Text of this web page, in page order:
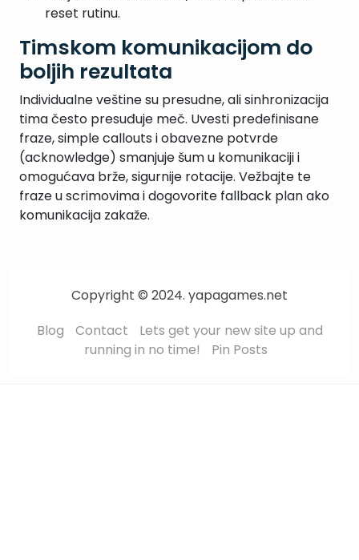
reset rutinu.
Timskom komunikacijom do
boljih rezultata
Individualne veštine su presudne, ali sinhronizacija
tima često presuđuje meč. Uvesti predefinisane
fraze, simple callouts i obavezne potvrde
(acknowledge) smanjuje šum u komunikaciji i
omogućava brže, sigurnije rotacije. Vežbajte te
fraze u scrimovima i dogovorite fallback plan ako
komunikacija zakaže.
Copyright © 2024. yapagames.net
Blog
Contact
Lets get your new site up and
running in no time!
Pin Posts